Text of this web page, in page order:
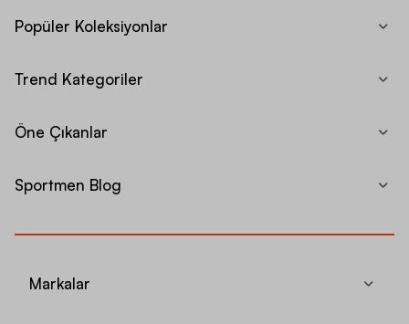
Popüler Koleksiyonlar
Trend Kategoriler
Öne Çıkanlar
Sportmen Blog
Markalar